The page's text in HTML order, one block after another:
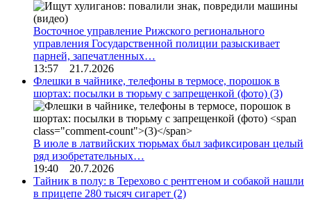
Восточное управление Рижского регионального
управления Государственной полиции разыскивает
парней, запечатленных…
13:57 21.7.2026
Флешки в чайнике, телефоны в термосе, порошок в
шортах: посылки в тюрьму с запрещенкой (фото) (3)
В июле в латвийских тюрьмах был зафиксирован целый
ряд изобретательных…
19:40 20.7.2026
Тайник в полу: в Терехово с рентгеном и собакой нашли
в прицепе 280 тысяч сигарет (2)